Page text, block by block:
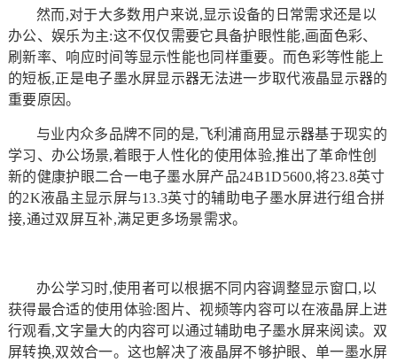
然而,对于大多数用户来说,显示设备的日常需求还是以
办公、娱乐为主:这不仅仅需要它具备护眼性能,画面色彩、
刷新率、响应时间等显示性能也同样重要。而色彩等性能上
的短板,正是电子墨水屏显示器无法进一步取代液晶显示器的
重要原因。
与业内众多品牌不同的是,飞利浦商用显示器基于现实的
学习、办公场景,着眼于人性化的使用体验,推出了革命性创
新的健康护眼二合一电子墨水屏产品24B1D5600,将23.8英寸
的2K液晶主显示屏与13.3英寸的辅助电子墨水屏进行组合拼
接,通过双屏互补,满足更多场景需求。
办公学习时,使用者可以根据不同内容调整显示窗口,以
获得最合适的使用体验:图片、视频等内容可以在液晶屏上进
行观看,文字量大的内容可以通过辅助电子墨水屏来阅读。双
屏转换,双效合一。这也解决了液晶屏不够护眼、单一墨水屏